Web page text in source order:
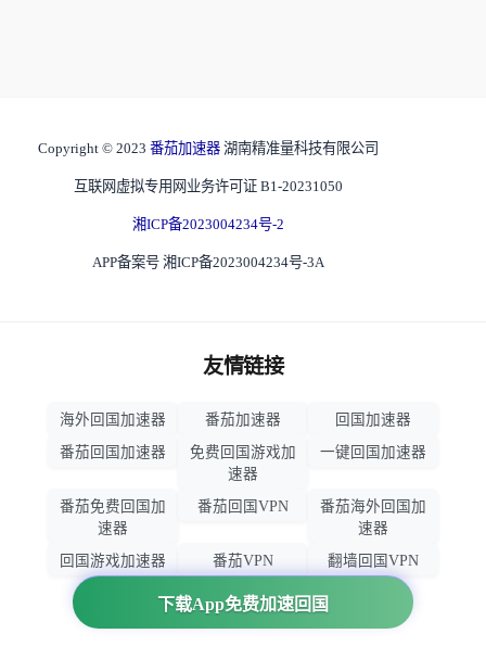
下载App免费加速回国
Copyright © 2023 番茄加速器 湖南精准量科技有限公司
互联网虚拟专用网业务许可证 B1-20231050
湘ICP备2023004234号-2
APP备案号 湘ICP备2023004234号-3A
友情链接
海外回国加速器 番茄加速器
回国加速器
番茄回国加速器
免费回国游戏加
速器
一键回国加速器
番茄免费回国加
速器
番茄回国VPN
番茄海外回国加
速器
回国游戏加速器
番茄VPN
翻墙回国VPN
归雁加速器
回国VPN推荐